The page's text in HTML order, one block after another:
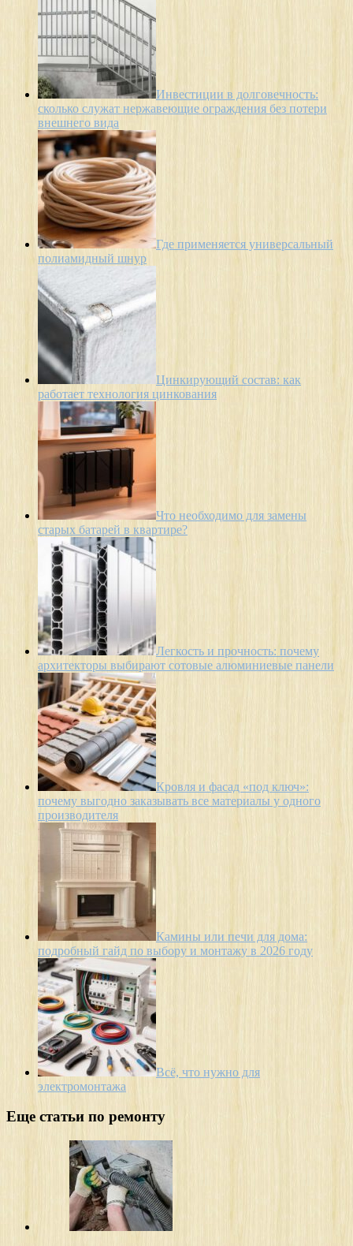
Инвестиции в долговечность:
сколько служат нержавеющие ограждения без потери
внешнего вида
Где применяется универсальный
полиамидный шнур
Цинкирующий состав: как
работает технология цинкования
Что необходимо для замены
старых батарей в квартире?
Легкость и прочность: почему
архитекторы выбирают сотовые алюминиевые панели
Кровля и фасад «под ключ»:
почему выгодно заказывать все материалы у одного
производителя
Камины или печи для дома:
подробный гайд по выбору и монтажу в 2026 году
Всё, что нужно для
электромонтажа
Еще статьи по ремонту